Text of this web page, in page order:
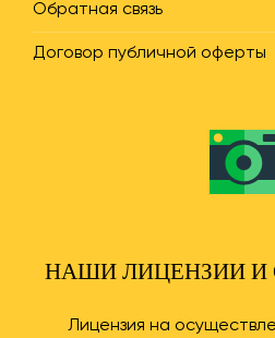
Обратная связь
Договор публичной оферты
НАШИ ЛИЦЕНЗИИ И
Лицензия на